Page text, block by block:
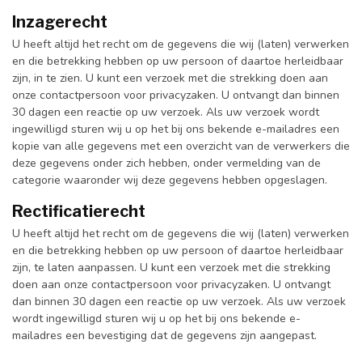
Inzagerecht
U heeft altijd het recht om de gegevens die wij (laten) verwerken
en die betrekking hebben op uw persoon of daartoe herleidbaar
zijn, in te zien. U kunt een verzoek met die strekking doen aan
onze contactpersoon voor privacyzaken. U ontvangt dan binnen
30 dagen een reactie op uw verzoek. Als uw verzoek wordt
ingewilligd sturen wij u op het bij ons bekende e-mailadres een
kopie van alle gegevens met een overzicht van de verwerkers die
deze gegevens onder zich hebben, onder vermelding van de
categorie waaronder wij deze gegevens hebben opgeslagen.
Rectificatierecht
U heeft altijd het recht om de gegevens die wij (laten) verwerken
en die betrekking hebben op uw persoon of daartoe herleidbaar
zijn, te laten aanpassen. U kunt een verzoek met die strekking
doen aan onze contactpersoon voor privacyzaken. U ontvangt
dan binnen 30 dagen een reactie op uw verzoek. Als uw verzoek
wordt ingewilligd sturen wij u op het bij ons bekende e-
mailadres een bevestiging dat de gegevens zijn aangepast.